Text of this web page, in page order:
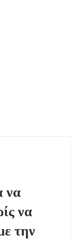
να
να
την